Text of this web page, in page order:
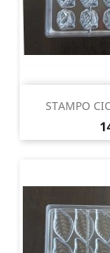
STAMPO